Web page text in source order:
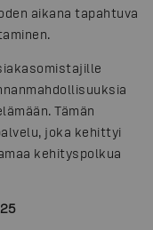
aikana tapahtuva
Tämän
joka kehittyi
kehityspolkua